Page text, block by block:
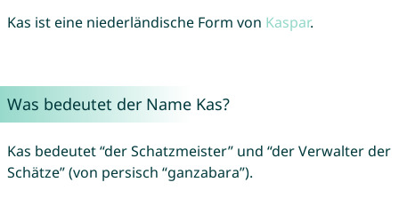
Kas ist eine niederländische Form von Kaspar.
Was bedeutet der Name Kas?
Kas bedeutet “der Schatzmeister” und “der Verwalter der
Schätze” (von persisch “ganzabara”).